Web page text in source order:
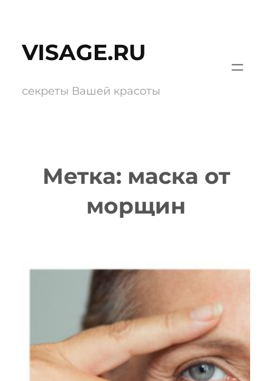
содержимому
VISAGE.RU
секреты Вашей красоты
Метка: маска от
морщин